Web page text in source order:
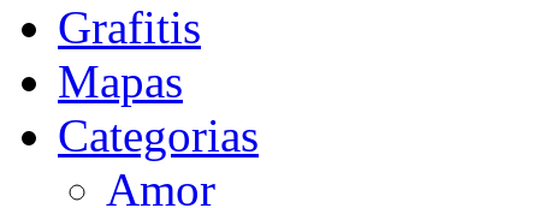
Grafitis
Mapas
Categorias
Amor